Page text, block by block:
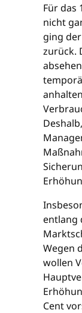
Für das
nicht
ging
zurück.
entlang
Wegen
wollen
Cent